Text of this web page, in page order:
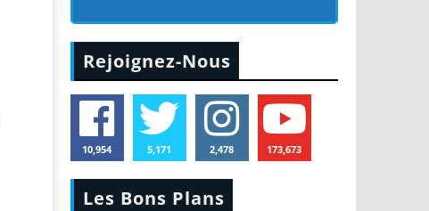
Rejoignez-Nous
10,954 5,171 2,478 173,673
Les Bons Plans